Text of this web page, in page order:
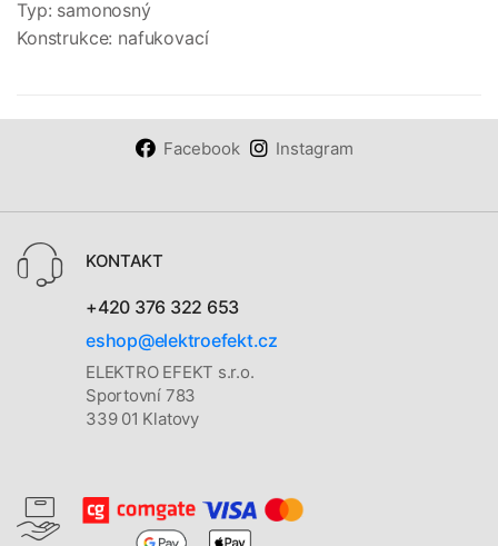
Typ: samonosný
Konstrukce: nafukovací
Facebook Instagram
KONTAKT
+420 376 322 653
eshop@elektroefekt.cz
ELEKTRO EFEKT s.r.o.
Sportovní 783
339 01 Klatovy